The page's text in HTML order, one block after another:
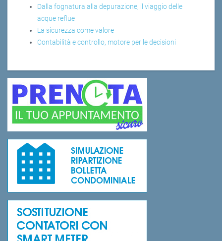
Dalla fognatura alla depurazione, il viaggio delle
acque reflue
La sicurezza come valore
Contabilità e controllo, motore per le decisioni